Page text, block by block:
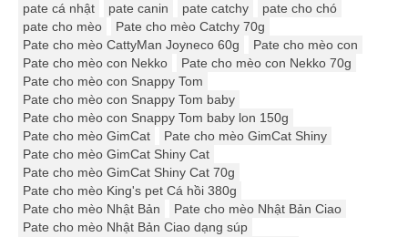
pate cá nhật
pate canin pate catchy
pate cho chó
pate cho mèo
Pate cho mèo Catchy 70g
Pate cho mèo CattyMan Joyneco 60g
Pate cho mèo con
Pate cho mèo con Nekko
Pate cho mèo con Nekko 70g
Pate cho mèo con Snappy Tom
Pate cho mèo con Snappy Tom baby
Pate cho mèo con Snappy Tom baby lon 150g
Pate cho mèo GimCat
Pate cho mèo GimCat Shiny
Pate cho mèo GimCat Shiny Cat
Pate cho mèo GimCat Shiny Cat 70g
Pate cho mèo King's pet Cá hồi 380g
Pate cho mèo Nhật Bản
Pate cho mèo Nhật Bản Ciao
Pate cho mèo Nhật Bản Ciao dạng súp